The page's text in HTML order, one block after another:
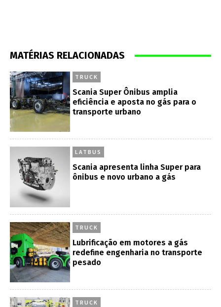
MATÉRIAS RELACIONADAS
TRUCK
Scania Super Ônibus amplia
eficiência e aposta no gás para o
transporte urbano
LATBUS
Scania apresenta linha Super para
ônibus e novo urbano a gás
TRUCK
Lubrificação em motores a gás
redefine engenharia no transporte
pesado
TRUCK